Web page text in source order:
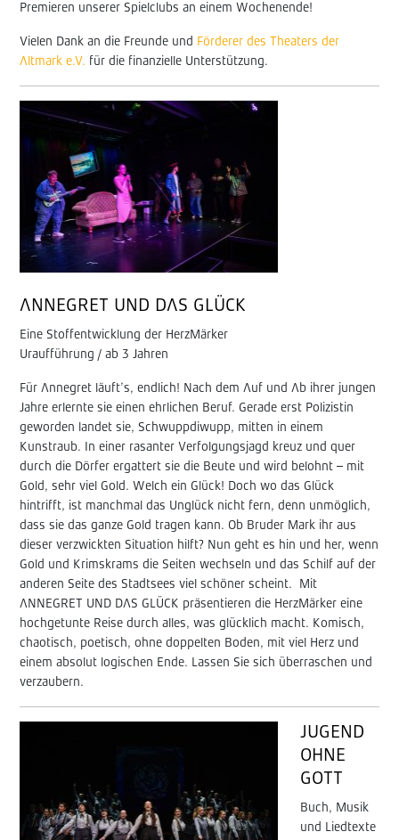
Premieren unserer Spielclubs an einem Wochenende!
Vielen Dank an die Freunde und Förderer des Theaters der
Altmark e.V. für die finanzielle Unterstützung.
ANNEGRET UND DAS GLÜCK
Eine Stoffentwicklung der HerzMärker
Uraufführung / ab 3 Jahren
Für Annegret läuft’s, endlich! Nach dem Auf und Ab ihrer jungen
Jahre erlernte sie einen ehrlichen Beruf. Gerade erst Polizistin
geworden landet sie, Schwuppdiwupp, mitten in einem
Kunstraub. In einer rasanter Verfolgungsjagd kreuz und quer
durch die Dörfer ergattert sie die Beute und wird belohnt – mit
Gold, sehr viel Gold. Welch ein Glück! Doch wo das Glück
hintrifft, ist manchmal das Unglück nicht fern, denn unmöglich,
dass sie das ganze Gold tragen kann. Ob Bruder Mark ihr aus
dieser verzwickten Situation hilft? Nun geht es hin und her, wenn
Gold und Krimskrams die Seiten wechseln und das Schilf auf der
anderen Seite des Stadtsees viel schöner scheint. Mit
ANNEGRET UND DAS GLÜCK präsentieren die HerzMärker eine
hochgetunte Reise durch alles, was glücklich macht. Komisch,
chaotisch, poetisch, ohne doppelten Boden, mit viel Herz und
einem absolut logischen Ende. Lassen Sie sich überraschen und
verzaubern.
JUGEND
OHNE
GOTT
Buch, Musik
und Liedtexte